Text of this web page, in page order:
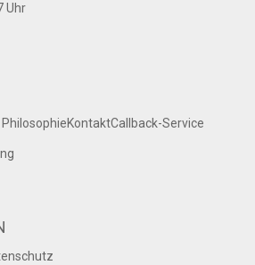
Uhr
KontaktCallback-Service